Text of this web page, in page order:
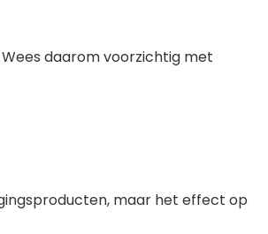
daarom voorzichtig met
maar het effect op